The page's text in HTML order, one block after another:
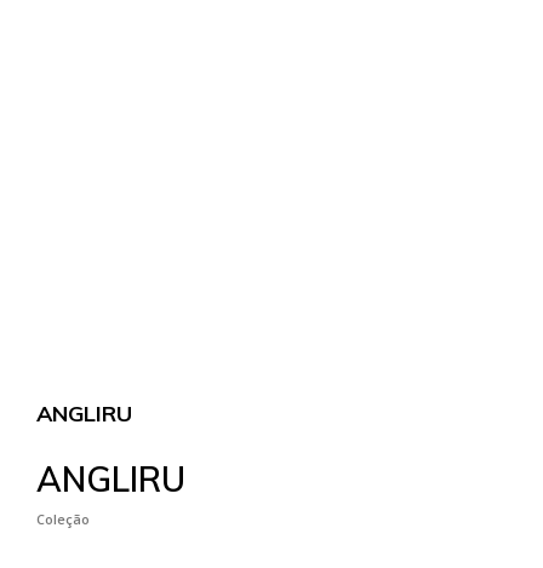
ANGLIRU
ANGLIRU
Coleção